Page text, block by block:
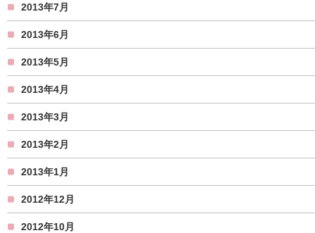
2013年7月
2013年6月
2013年5月
2013年4月
2013年3月
2013年2月
2013年1月
2012年12月
2012年10月